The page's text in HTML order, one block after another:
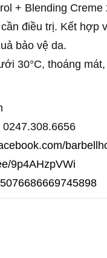
+ Blending
điều trị. Kết hợp
bảo vệ da.
30°C, thoáng
9p4AHzpVWi